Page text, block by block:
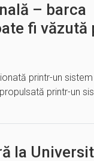
– barca
fi văzută
printr-un
printr-un
la